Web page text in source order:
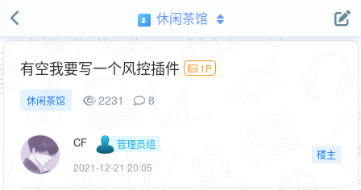
休闲茶馆
有空我要写一个风控插件 1P
休闲茶馆 2231 8
CF
管理员组
2021-12-21 20:05
楼主